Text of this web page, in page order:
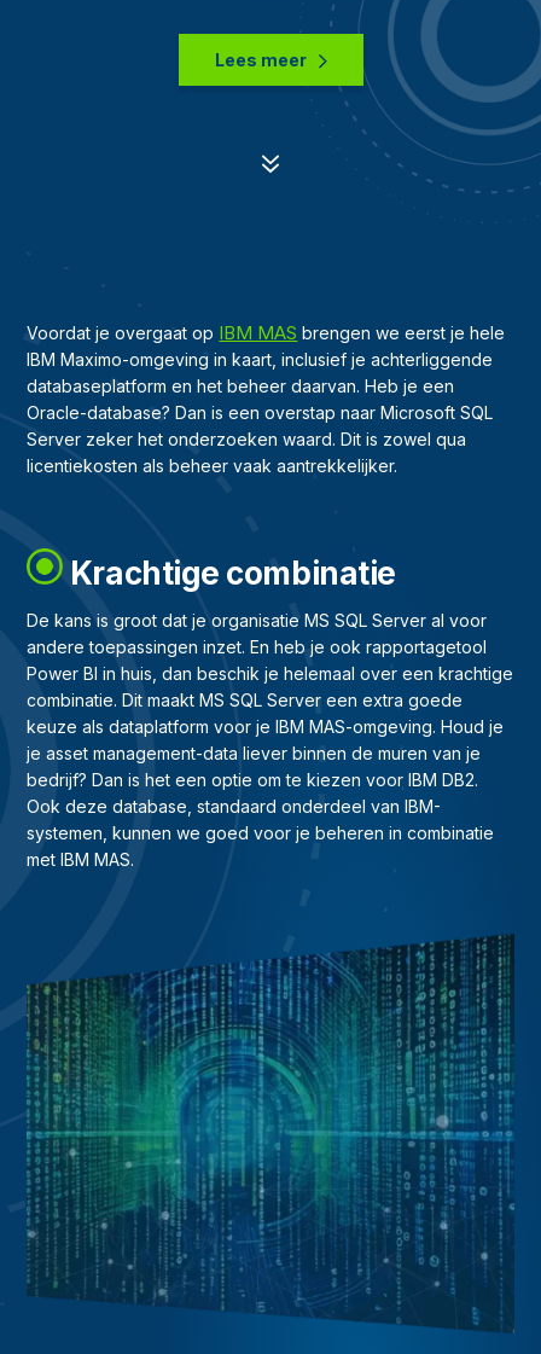
Lees meer
7
Voordat je overgaat op IBM MAS brengen we eerst je hele
IBM Maximo-omgeving in kaart, inclusief je achterliggende
databaseplatform en het beheer daarvan. Heb je een
Oracle-database? Dan is een overstap naar Microsoft SQL
Server zeker het onderzoeken waard. Dit is zowel qua
licentiekosten als beheer vaak aantrekkelijker.
Krachtige combinatie
De kans is groot dat je organisatie MS SQL Server al voor
andere toepassingen inzet. En heb je ook rapportagetool
Power BI in huis, dan beschik je helemaal over een krachtige
combinatie. Dit maakt MS SQL Server een extra goede
keuze als dataplatform voor je IBM MAS-omgeving. Houd je
je asset management-data liever binnen de muren van je
bedrijf? Dan is het een optie om te kiezen voor IBM DB2.
Ook deze database, standaard onderdeel van IBM-
systemen, kunnen we goed voor je beheren in combinatie
met IBM MAS.